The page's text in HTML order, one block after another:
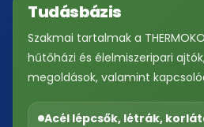
Tudásbázis
Szakmai tartalmak a
hűtőházi és élelmiszeripari
megoldások, valamint
Acél lépcsők, létrák,